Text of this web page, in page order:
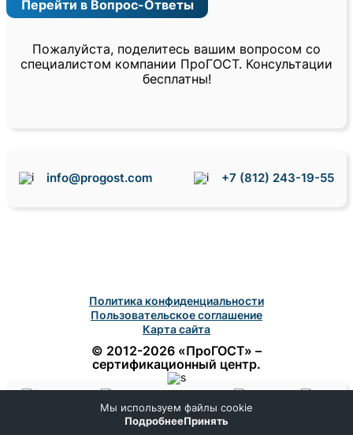
Перейти в Вопрос-Ответы
Пожалуйста, поделитесь вашим вопросом со
специалистом компании ПроГОСТ. Консультации
бесплатны!
info@progost.com +7 (812) 243-19-55
Политика конфиденциальности
Пользовательское соглашение
Карта сайта
© 2012-2026 «ПроГОСТ» –
сертификационный центр.
Меню
Мы используем файлы cookie
ПодробнееПринять